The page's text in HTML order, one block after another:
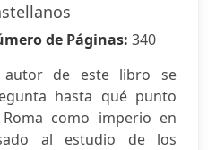
de Páginas: 340
autor de este libro se
hasta qué punto
como imperio en
al estudio de los